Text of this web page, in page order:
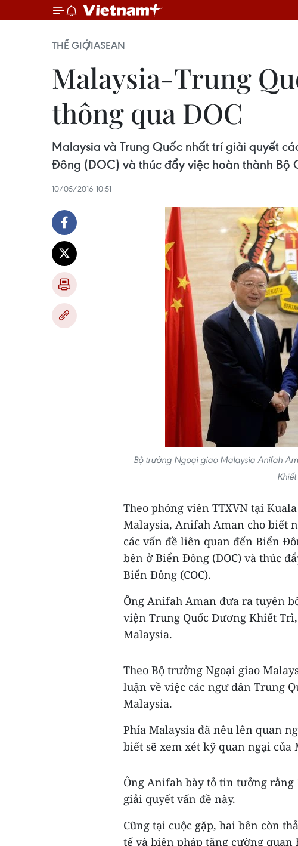
THẾ GIỚIASEAN
Malaysia-Trung
thông qua DOC
Malaysia và Trung Quốc nhất trí giải quyết
Đông (DOC) và thúc đẩy việc hoàn thành Bộ
10/05/2016 10:51
Bộ trưởng Ngoại giao Malaysia Anifah
Theo phóng viên TTXVN tại
Malaysia, Anifah Aman cho biết
các vấn đề liên quan đến Biển
bên ở Biển Đông (DOC) và thúc
Biển Đông (COC).
Ông Anifah Aman đưa ra tuyên
viện Trung Quốc Dương Khiết
Malaysia.
Theo Bộ trưởng Ngoại giao
luận về việc các ngư dân Trung
Malaysia.
Phía Malaysia đã nêu lên quan
biết sẽ xem xét kỹ quan ngại của
Ông Anifah bày tỏ tin tưởng rằng
giải quyết vấn đề này.
Cũng tại cuộc gặp, hai bên còn
tế và biện pháp tăng cường